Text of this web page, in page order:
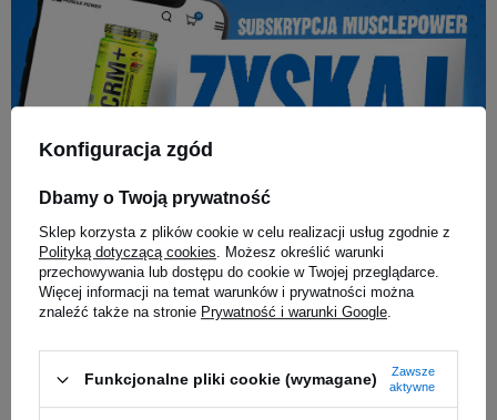
Konfiguracja zgód
Dbamy o Twoją prywatność
Sklep korzysta z plików cookie w celu realizacji usług zgodnie z
Polityką dotyczącą cookies. Możesz określić warunki
przechowywania lub dostępu do cookie w Twojej przeglądarce.
Więcej informacji na temat warunków i prywatności można
znaleźć także na stronie Prywatność i warunki Google.
Funkcjonalne pliki cookie (wymagane)
Zawsze
aktywne